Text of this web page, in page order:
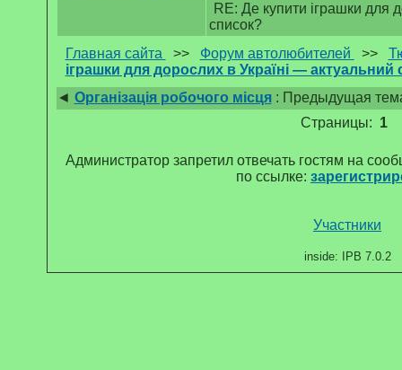
RE: Де купити іграшки для
список?
Главная сайта
>> Форум автолюбителей >>
іграшки для дорослих в Україні — актуальний
◄ Організація робочого місця: Предыдущая
Страницы: 1
Администратор запретил отвечать гостям на
по ссылке:
Участники
inside: IPB 7.0.2